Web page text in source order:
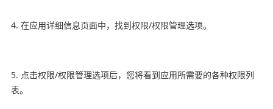
4. 在应用详细信息页面中，找到权限/权限管理选项。
5. 点击权限/权限管理选项后，您将看到应用所需要的各种权限列
表。